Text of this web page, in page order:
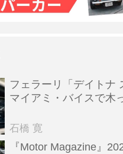
フェラーリ「デイトナ
マイアミ・バイスで木
石橋 寛
『Motor Magazine』